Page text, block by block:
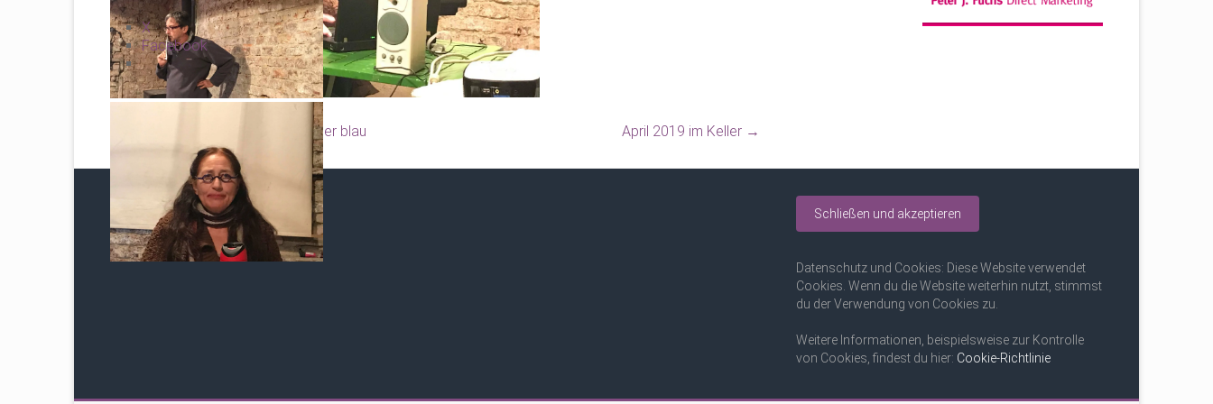
X
Facebook
Die KünstlerInnen machen wieder blau April 2019 im Keller →
Datenschutz und Cookies: Diese Website verwendet
Cookies. Wenn du die Website weiterhin nutzt, stimmst
du der Verwendung von Cookies zu.
Weitere Informationen, beispielsweise zur Kontrolle
von Cookies, findest du hier: Cookie-Richtlinie